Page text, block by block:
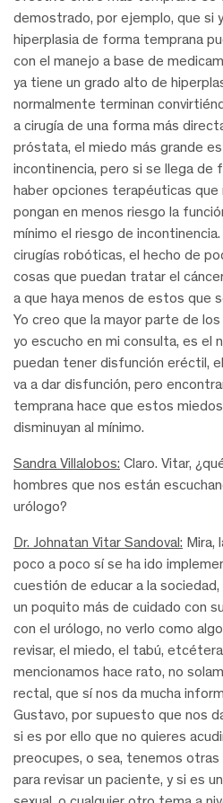
demostrado, por ejemplo, que si
hiperplasia de forma temprana
con el manejo a base de
ya tiene un grado alto de
normalmente terminan
a cirugía de una forma más
próstata, el miedo más grande
incontinencia, pero si se llega de
haber opciones terapéuticas que
pongan en menos riesgo la
mínimo el riesgo de
cirugías robóticas, el hecho de
cosas que puedan tratar el
a que haya menos de estos que
Yo creo que la mayor parte de
yo escucho en mi consulta, es el
puedan tener disfunción eréctil,
va a dar disfunción, pero
temprana hace que estos
disminuyan al mínimo.
Sandra Villalobos: Claro. Vitar,
hombres que nos están
urólogo?
Dr. Johnatan Vitar Sandoval: Mira,
poco a poco sí se ha ido
cuestión de educar a la
un poquito más de cuidado con
con el urólogo, no verlo como
revisar, el miedo, el tabú,
mencionamos hace rato, no
rectal, que sí nos da mucha
Gustavo, por supuesto que nos
si es por ello que no quieres
preocupes, o sea, tenemos
para revisar un paciente, y si es